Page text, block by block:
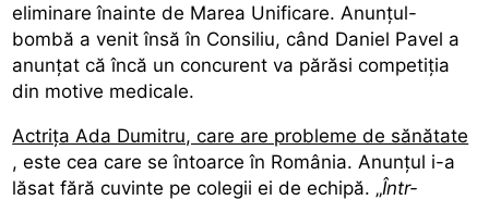
eliminare înainte de Marea Unificare. Anunțul-
bombă a venit însă în Consiliu, când Daniel Pavel a
anunțat că încă un concurent va părăsi competiția
din motive medicale.
Actrița Ada Dumitru, care are probleme de sănătate
, este cea care se întoarce în România. Anunțul i-a
lăsat fără cuvinte pe colegii ei de echipă. „Într-